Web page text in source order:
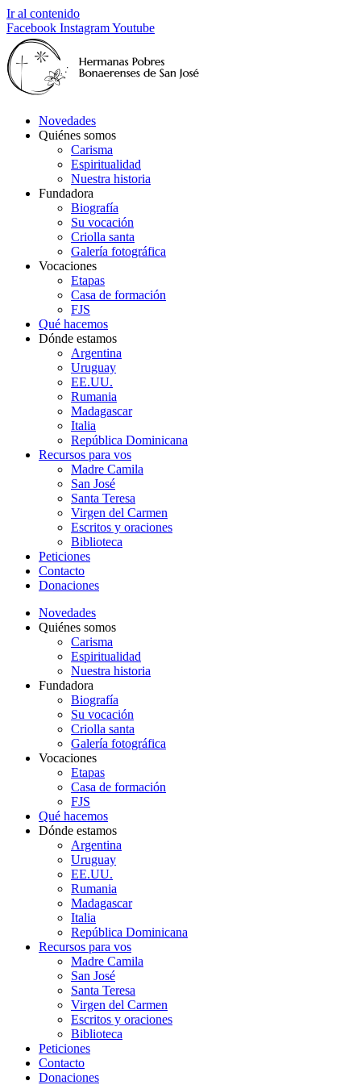
Ir al contenido
Facebook InstagramYoutube
Novedades
Quiénes somos
Carisma
Espiritualidad
Nuestra historia
Fundadora
Biografía
Su vocación
Criolla santa
Galería fotográfica
Vocaciones
Etapas
Casa de formación
FJS
Qué hacemos
Dónde estamos
Argentina
Uruguay
EE.UU.
Rumania
Madagascar
Italia
República Dominicana
Recursos para vos
Madre Camila
San José
Santa Teresa
Virgen del Carmen
Escritos y oraciones
Biblioteca
Peticiones
Contacto
Donaciones
Novedades
Quiénes somos
Carisma
Espiritualidad
Nuestra historia
Fundadora
Biografía
Su vocación
Criolla santa
Galería fotográfica
Vocaciones
Etapas
Casa de formación
FJS
Qué hacemos
Dónde estamos
Argentina
Uruguay
EE.UU.
Rumania
Madagascar
Italia
República Dominicana
Recursos para vos
Madre Camila
San José
Santa Teresa
Virgen del Carmen
Escritos y oraciones
Biblioteca
Peticiones
Contacto
Donaciones